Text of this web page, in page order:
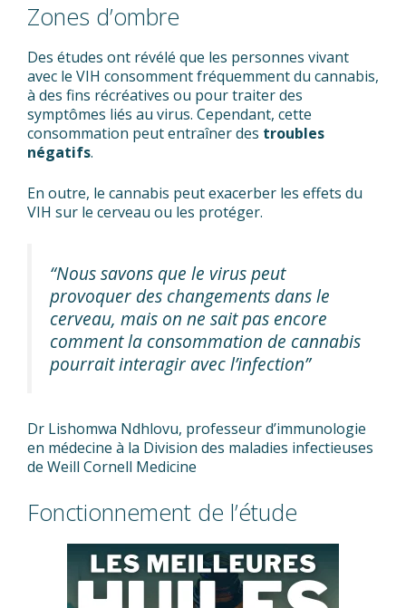
Zones d’ombre
Des études ont révélé que les personnes vivant
avec le VIH consomment fréquemment du cannabis,
à des fins récréatives ou pour traiter des
symptômes liés au virus. Cependant, cette
consommation peut entraîner des troubles
négatifs.
En outre, le cannabis peut exacerber les effets du
VIH sur le cerveau ou les protéger.
“Nous savons que le virus peut
provoquer des changements dans le
cerveau, mais on ne sait pas encore
comment la consommation de cannabis
pourrait interagir avec l’infection”
Dr Lishomwa Ndhlovu, professeur d’immunologie
en médecine à la Division des maladies infectieuses
de Weill Cornell Medicine
Fonctionnement de l’étude